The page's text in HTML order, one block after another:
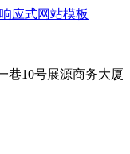
巷10号展源商务大厦